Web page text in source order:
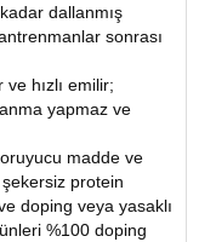
dallanmış
sonrası
hızlı emilir;
yapmaz ve
madde ve
şekersiz protein
doping veya yasaklı
%100 doping